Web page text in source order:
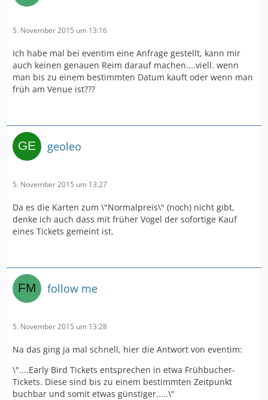
5. November 2015 um 13:16
Ich habe mal bei eventim eine Anfrage gestellt, kann mir
auch keinen genauen Reim darauf machen....viell. wenn
man bis zu einem bestimmten Datum kauft oder wenn man
früh am Venue ist???
geoleo
5. November 2015 um 13:27
Da es die Karten zum \"Normalpreis\" (noch) nicht gibt,
denke ich auch dass mit früher Vogel der sofortige Kauf
eines Tickets gemeint ist.
follow me
5. November 2015 um 13:28
Na das ging ja mal schnell, hier die Antwort von eventim:
\"....Early Bird Tickets entsprechen in etwa Frühbucher-
Tickets. Diese sind bis zu einem bestimmten Zeitpunkt
buchbar und somit etwas günstiger.....\"